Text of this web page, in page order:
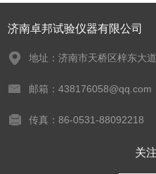
济南卓邦试验仪器有限公司
地址：济南市天桥区梓东大
邮箱：438176058@qq.com
传真：86-0531-88092218
关